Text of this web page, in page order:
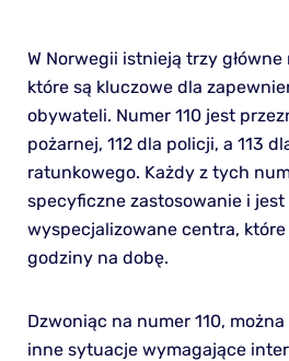
W Norwegii istnieją trzy
które są kluczowe dla
obywateli. Numer 110 jest
pożarnej, 112 dla policji, a 113
ratunkowego. Każdy z tych
specyficzne zastosowanie i jest
wyspecjalizowane centra,
godziny na dobę.
Dzwoniąc na numer 110,
inne sytuacje wymagające